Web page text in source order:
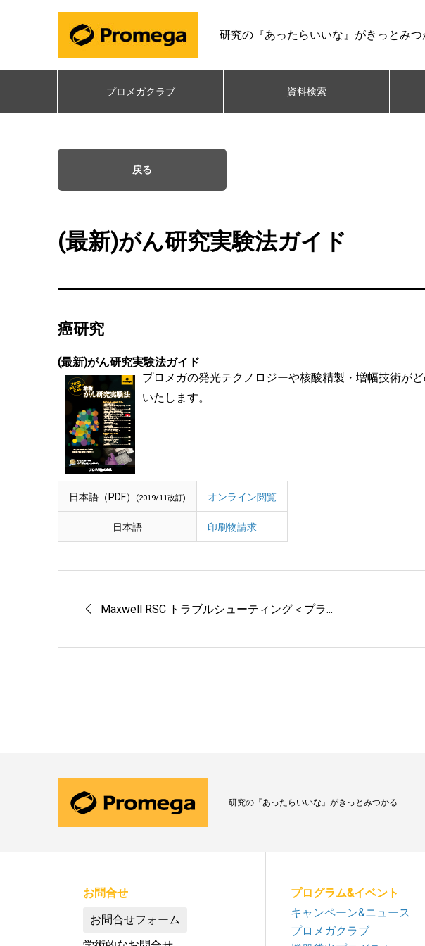
研究の『あったらいいな』がきっとみつ
プロメガクラブ 資料検索
戻る
(最新)がん研究実験法ガイド
癌研究
(最新)がん研究実験法ガイド
プロメガの発光テクノロジーや核酸精製・増幅技術が
いたします。
日本語（PDF） (2019/11改訂) オンライン閲覧
日本語 印刷物請求
Maxwell RSC トラブルシューティング＜プラ...
研究の『あったらいいな』がきっとみつかる
お問合せ
お問合せフォーム
プログラム&イベント
キャンペーン&ニュース
プロメガクラブ